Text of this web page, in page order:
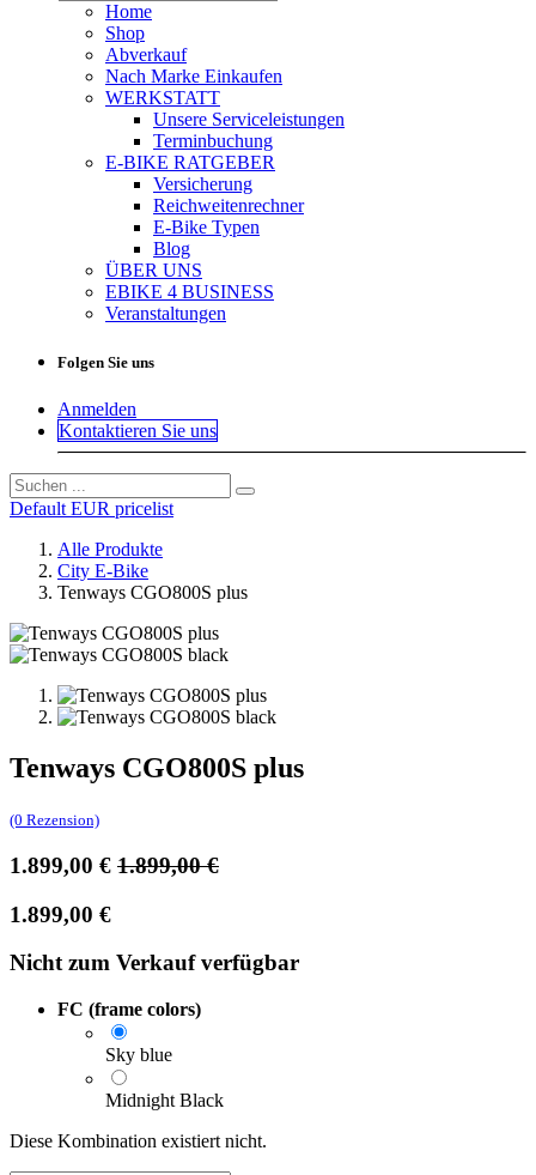
Home
Shop
Abverkauf
Nach Marke Einkaufen
WERKSTATT
Unsere Serviceleistungen
Terminbuchung
E-BIKE RATGEBER
Versicherung
Reichweitenrechner
E-Bike Typen
Blog
ÜBER UNS
EBIKE 4 BUSINESS
Veranstaltungen
Folgen Sie uns
Anmelden
Kontaktieren Sie uns
Default EUR pricelist
Alle Produkte
City E-Bike
Tenways CGO800S plus
Tenways CGO800S plus
(0 Rezension)
1.899,00 € 1.899,00€
1.899,00 €
Nicht zum Verkauf verfügbar
FC (frame colors)
Sky blue
Midnight Black
Diese Kombination existiert nicht.